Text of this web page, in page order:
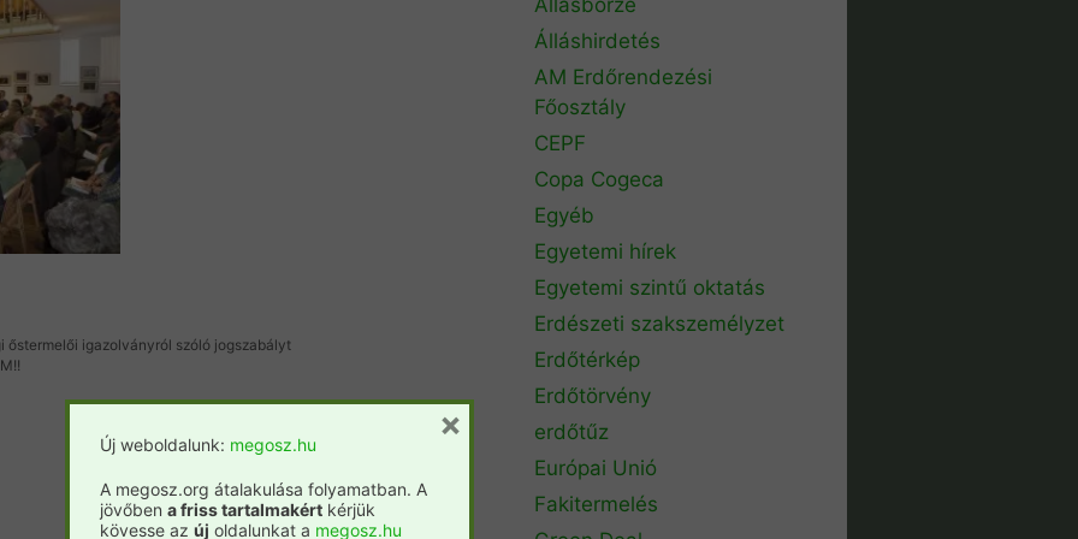
őstermelői igazolványról szóló jogszabályt
Álláshirdetés
AM Erdőrendezési
Főosztály
CEPF
Copa Cogeca
Egyéb
Egyetemi hírek
Egyetemi szintű oktatás
Erdészeti szakszemélyzet
Erdőtérkép
Erdőtörvény
erdőtűz
Európai Unió
Fakitermelés
Új weboldalunk: megosz.hu
A megosz.org átalakulása folyamatban. A
jövőben a friss tartalmakért kérjük
kövesse az új oldalunkat a megosz.hu
×